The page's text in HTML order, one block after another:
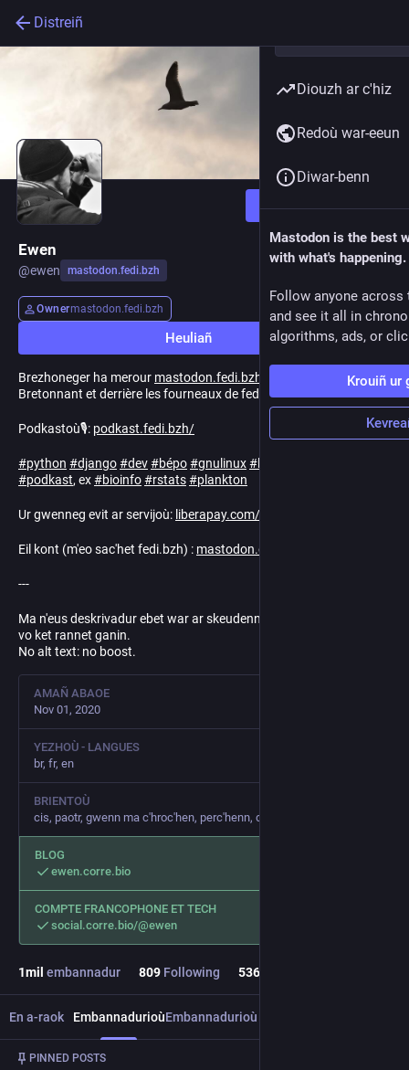
Distreiñ
Heuliañ
Ewen
@ewen mastodon.fedi.bzh
Ownermastodon.fedi.bzh
Heuliañ
Brezhoneger ha merour mastodon.fedi.bzh
Bretonnant et derrière les fourneaux de fedi.bzh
Podkastoù🎙️: podkast.fedi.bzh/
#python #django#dev#bépo#gnulinux#
#podkast, ex#bioinfo#rstats#plankton
Ur gwenneg evit ar servijoù: liberapay.com/ewen
Eil kont (m'eo sac'het fedi.bzh) : mastodon.online/@fedi_bzh
---
Ma n'eus deskrivadur ebet war ar skeudennoù postet ganeoc'h ne
vo ket rannet ganin.
No alt text: no boost.
AMAÑ ABAOE
Nov 01, 2020
YEZHOÙ - LANGUES
br, fr, en
BRIENTOÙ
cis, paotr, gwenn ma c'hroc'hen, perc'henn, diampechet
BLOG
ewen.corre.bio
COMPTE FRANCOPHONE ET TECH
social.corre.bio/@ewen
1mil embannadur 809 Following 536
En a-raok EmbannadurioùEmbannadurioù ha respontoù
PINNED POSTS
Diouzh ar c'hiz
Redoù war-eeun
Diwar-benn
Mastodon is the best
with what's happening.
Follow anyone across
and see it all in
algorithms, ads, or
Krouiñ ur